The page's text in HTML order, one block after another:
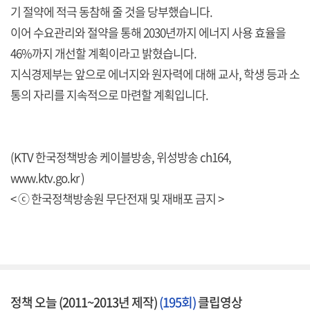
기 절약에 적극 동참해 줄 것을 당부했습니다.
이어 수요관리와 절약을 통해 2030년까지 에너지 사용 효율을
46%까지 개선할 계획이라고 밝혔습니다.
지식경제부는 앞으로 에너지와 원자력에 대해 교사, 학생 등과 소
통의 자리를 지속적으로 마련할 계획입니다.
(KTV 한국정책방송 케이블방송, 위성방송 ch164,
www.ktv.go.kr )
< ⓒ 한국정책방송원 무단전재 및 재배포 금지 >
정책 오늘 (2011~2013년 제작)(195회)클립영상